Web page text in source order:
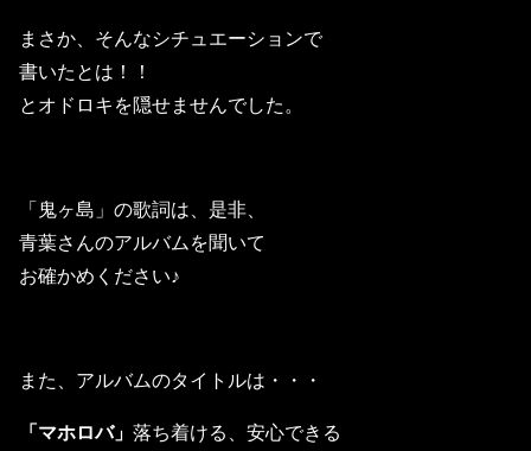
まさか、そんなシチュエーションで
書いたとは！！
とオドロキを隠せませんでした。
「鬼ヶ島」の歌詞は、是非、
青葉さんのアルバムを聞いて
お確かめください♪
また、アルバムのタイトルは・・・
「マホロバ」 落ち着ける、安心できる